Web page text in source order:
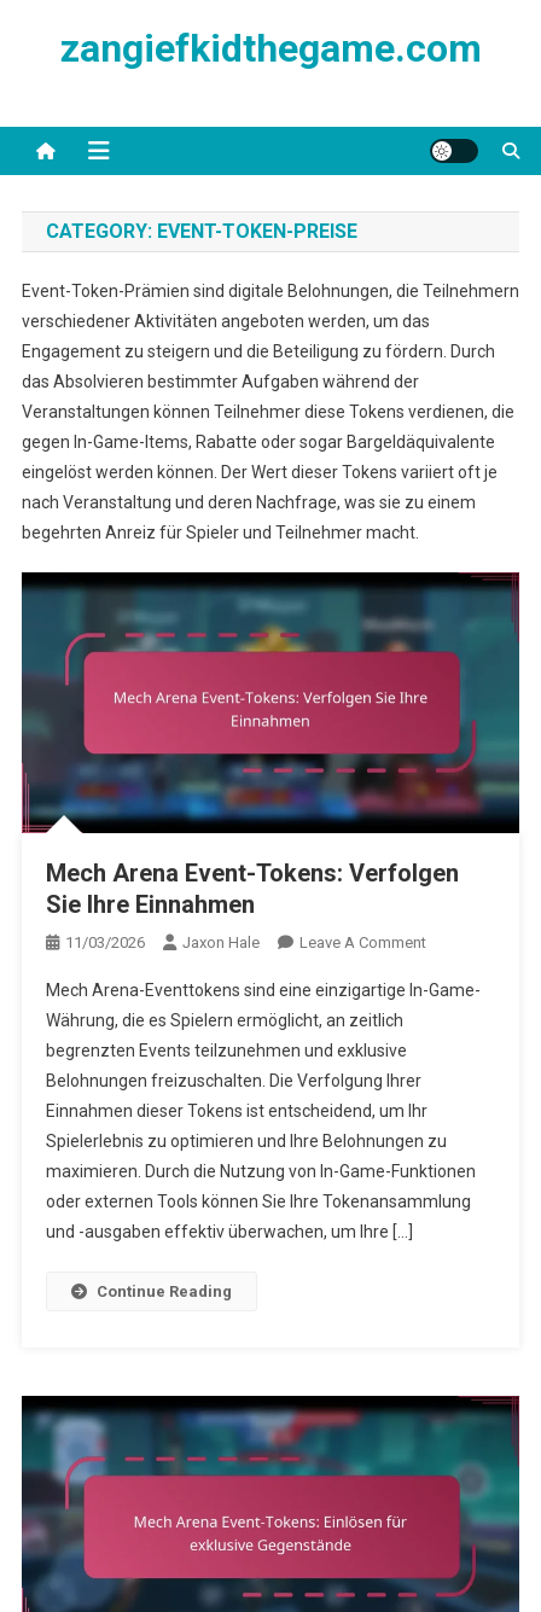
zangiefkidthegame.com
CATEGORY: EVENT-TOKEN-PREISE
Event-Token-Prämien sind digitale Belohnungen, die Teilnehmern
verschiedener Aktivitäten angeboten werden, um das
Engagement zu steigern und die Beteiligung zu fördern. Durch
das Absolvieren bestimmter Aufgaben während der
Veranstaltungen können Teilnehmer diese Tokens verdienen, die
gegen In-Game-Items, Rabatte oder sogar Bargeldäquivalente
eingelöst werden können. Der Wert dieser Tokens variiert oft je
nach Veranstaltung und deren Nachfrage, was sie zu einem
begehrten Anreiz für Spieler und Teilnehmer macht.
Mech Arena Event-Tokens: Verfolgen
Sie Ihre Einnahmen
11/03/2026 Jaxon Hale Leave A CommentOn
Arena
Sie
Ihre
Einnahmen
Mech Arena-Eventtokens sind eine einzigartige In-Game-
Währung, die es Spielern ermöglicht, an zeitlich
begrenzten Events teilzunehmen und exklusive
Belohnungen freizuschalten. Die Verfolgung Ihrer
Einnahmen dieser Tokens ist entscheidend, um Ihr
Spielerlebnis zu optimieren und Ihre Belohnungen zu
maximieren. Durch die Nutzung von In-Game-Funktionen
oder externen Tools können Sie Ihre Tokenansammlung
und -ausgaben effektiv überwachen, um Ihre […]
Continue Reading